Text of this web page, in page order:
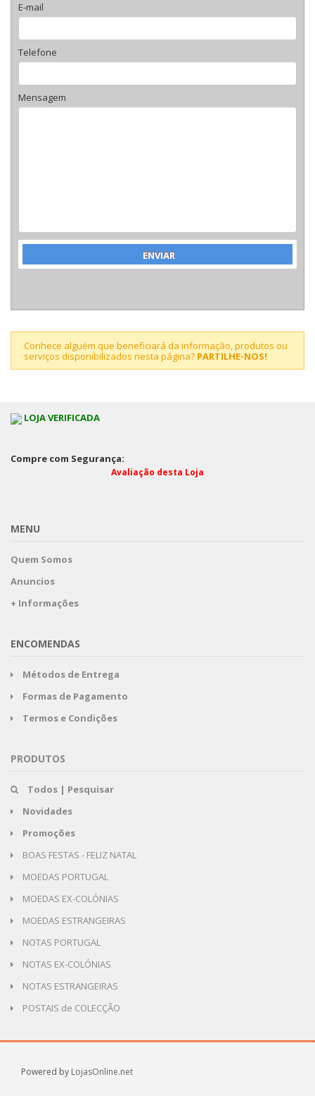
E-mail
Telefone
Mensagem
Conhece alguém que beneficiará da informação, produtos ou
serviços disponibilizados nesta página? PARTILHE-NOS!
LOJA VERIFICADA
Compre com Segurança:
Avaliação desta Loja
MENU
Quem Somos
Anuncios
+ Informações
ENCOMENDAS
Métodos de Entrega
Formas de Pagamento
Termos e Condições
PRODUTOS
Todos | Pesquisar
Novidades
Promoções
BOAS FESTAS - FELIZ NATAL
MOEDAS PORTUGAL
MOEDAS EX-COLÓNIAS
MOEDAS ESTRANGEIRAS
NOTAS PORTUGAL
NOTAS EX-COLÓNIAS
NOTAS ESTRANGEIRAS
POSTAIS de COLECÇÃO
Powered by LojasOnline.net